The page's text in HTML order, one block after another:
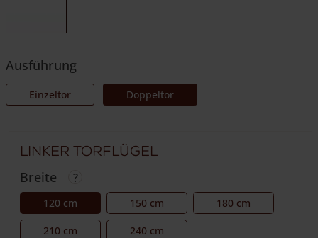
Ausführung
Einzeltor Doppeltor
Linker Torflügel
Breite
120 cm 150 cm 180 cm
210 cm 240 cm